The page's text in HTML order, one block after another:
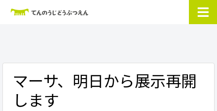
マーサ、明日から展示再開
します